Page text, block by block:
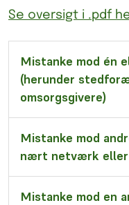
Se oversigt i .pdf
Mistanke mod én
(herunder
omsorgsgivere)
Mistanke mod
nært netværk eller
Mistanke mod en